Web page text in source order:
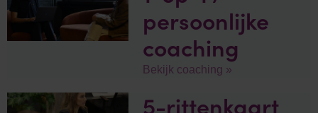
persoonlijke
coaching
Bekijk coaching »
5-rittenkaart